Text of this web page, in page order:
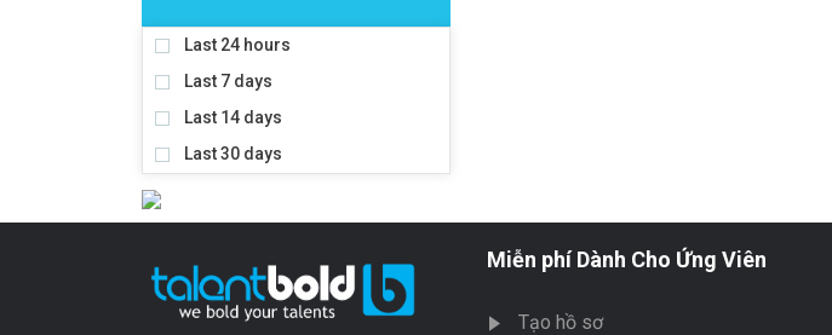
Last 24 hours
Last 7 days
Last 14 days
Last 30 days
Miễn phí Dành Cho Ứng Viên
Tạo hồ sơ